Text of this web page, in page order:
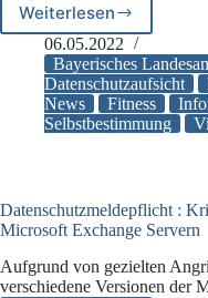
Weiterlesen
im
Fitnessstudio
unzulässig
06.05.2022
Bayerisches
Datenschutzaufsicht
News
Fitness
Selbstbestimmung
Datenschutzmeldepflicht :
Microsoft Exchange Servern
Aufgrund von gezielten
verschiedene Versionen der